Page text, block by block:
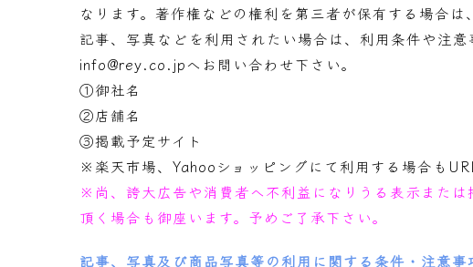
なります。著作権などの権利を第三者が保有する場合は
記事、写真などを利用されたい場合は、利用条件や注
info@rey.co.jpへお問い合わせ下さい。
①御社名
②店舗名
③掲載予定サイト
※楽天市場、Yahooショッピングにて利用する場合も
※尚、誇大広告や消費者へ不利益になりうる表示また
頂く場合も御座います。予めご了承下さい。
記事、写真及び商品写真等の利用に関する条件・注意事